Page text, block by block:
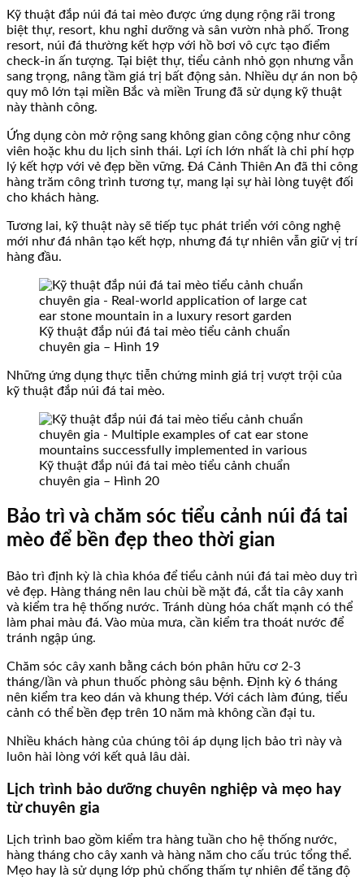
Kỹ thuật đắp núi đá tai mèo được ứng dụng rộng rãi trong
biệt thự, resort, khu nghỉ dưỡng và sân vườn nhà phố. Trong
resort, núi đá thường kết hợp với hồ bơi vô cực tạo điểm
check-in ấn tượng. Tại biệt thự, tiểu cảnh nhỏ gọn nhưng vẫn
sang trọng, nâng tầm giá trị bất động sản. Nhiều dự án non bộ
quy mô lớn tại miền Bắc và miền Trung đã sử dụng kỹ thuật
này thành công.
Ứng dụng còn mở rộng sang không gian công cộng như công
viên hoặc khu du lịch sinh thái. Lợi ích lớn nhất là chi phí hợp
lý kết hợp với vẻ đẹp bền vững. Đá Cảnh Thiên An đã thi công
hàng trăm công trình tương tự, mang lại sự hài lòng tuyệt đối
cho khách hàng.
Tương lai, kỹ thuật này sẽ tiếp tục phát triển với công nghệ
mới như đá nhân tạo kết hợp, nhưng đá tự nhiên vẫn giữ vị trí
hàng đầu.
Kỹ thuật đắp núi đá tai mèo tiểu cảnh chuẩn
chuyên gia – Hình 19
Những ứng dụng thực tiễn chứng minh giá trị vượt trội của
kỹ thuật đắp núi đá tai mèo.
Kỹ thuật đắp núi đá tai mèo tiểu cảnh chuẩn
chuyên gia – Hình 20
Bảo trì và chăm sóc tiểu cảnh núi đá tai
mèo để bền đẹp theo thời gian
Bảo trì định kỳ là chìa khóa để tiểu cảnh núi đá tai mèo duy trì
vẻ đẹp. Hàng tháng nên lau chùi bề mặt đá, cắt tỉa cây xanh
và kiểm tra hệ thống nước. Tránh dùng hóa chất mạnh có thể
làm phai màu đá. Vào mùa mưa, cần kiểm tra thoát nước để
tránh ngập úng.
Chăm sóc cây xanh bằng cách bón phân hữu cơ 2-3
tháng/lần và phun thuốc phòng sâu bệnh. Định kỳ 6 tháng
nên kiểm tra keo dán và khung thép. Với cách làm đúng, tiểu
cảnh có thể bền đẹp trên 10 năm mà không cần đại tu.
Nhiều khách hàng của chúng tôi áp dụng lịch bảo trì này và
luôn hài lòng với kết quả lâu dài.
Lịch trình bảo dưỡng chuyên nghiệp và mẹo hay
từ chuyên gia
Lịch trình bao gồm kiểm tra hàng tuần cho hệ thống nước,
hàng tháng cho cây xanh và hàng năm cho cấu trúc tổng thể.
Mẹo hay là sử dụng lớp phủ chống thấm tự nhiên để tăng độ